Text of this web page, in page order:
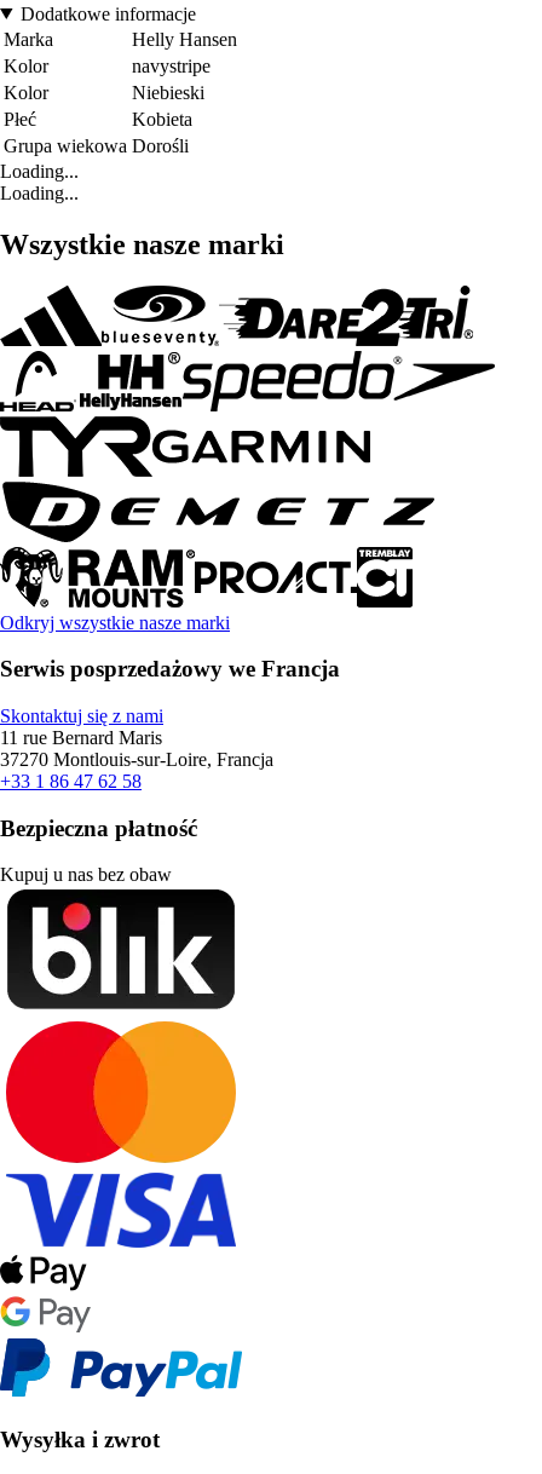
Dodatkowe informacje
Marka
Helly Hansen
Kolor
navystripe
Kolor
Niebieski
Płeć
Kobieta
Grupa wiekowa Dorośli
Loading...
Loading...
Wszystkie nasze marki
Odkryj wszystkie nasze marki
Serwis posprzedażowy we Francja
Skontaktuj się z nami
11 rue Bernard Maris
37270 Montlouis-sur-Loire, Francja
+33 1 86 47 62 58
Bezpieczna płatność
Kupuj u nas bez obaw
Wysyłka i zwrot